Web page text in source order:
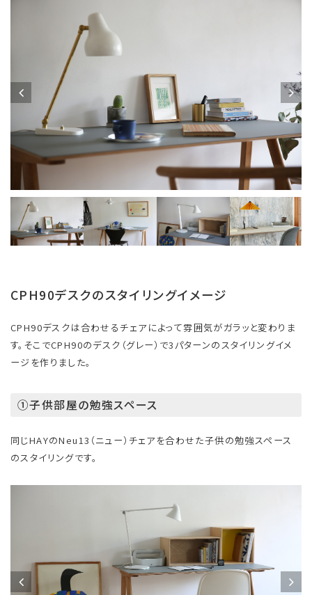
CPH90デスクのスタイリングイメージ
CPH90デスクは合わせるチェアによって雰囲気がガラッと変わりま
す。そこでCPH90のデスク（グレー）で3パターンのスタイリングイメ
ージを作りました。
①子供部屋の勉強スペース
同じHAYのNeu13（ニュー）チェアを合わせた子供の勉強スペース
のスタイリングです。